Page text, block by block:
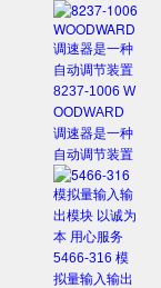
8237-1006 W
OODWARD
调速器是一种
自动调节装置
5466-316 模
拟量输入输出